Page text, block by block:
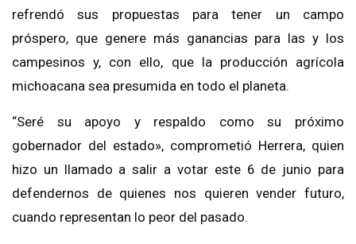
refrendó sus propuestas para tener un campo
próspero, que genere más ganancias para las y los
campesinos y, con ello, que la producción agrícola
michoacana sea presumida en todo el planeta.
“Seré su apoyo y respaldo como su próximo
gobernador del estado», comprometió Herrera, quien
hizo un llamado a salir a votar este 6 de junio para
defendernos de quienes nos quieren vender futuro,
cuando representan lo peor del pasado.